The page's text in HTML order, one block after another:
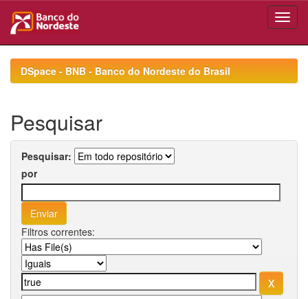
navigationDSpace - BNB - Banco do Nordeste do Brasil
Pesquisar
Pesquisar:
por
Filtros correntes: